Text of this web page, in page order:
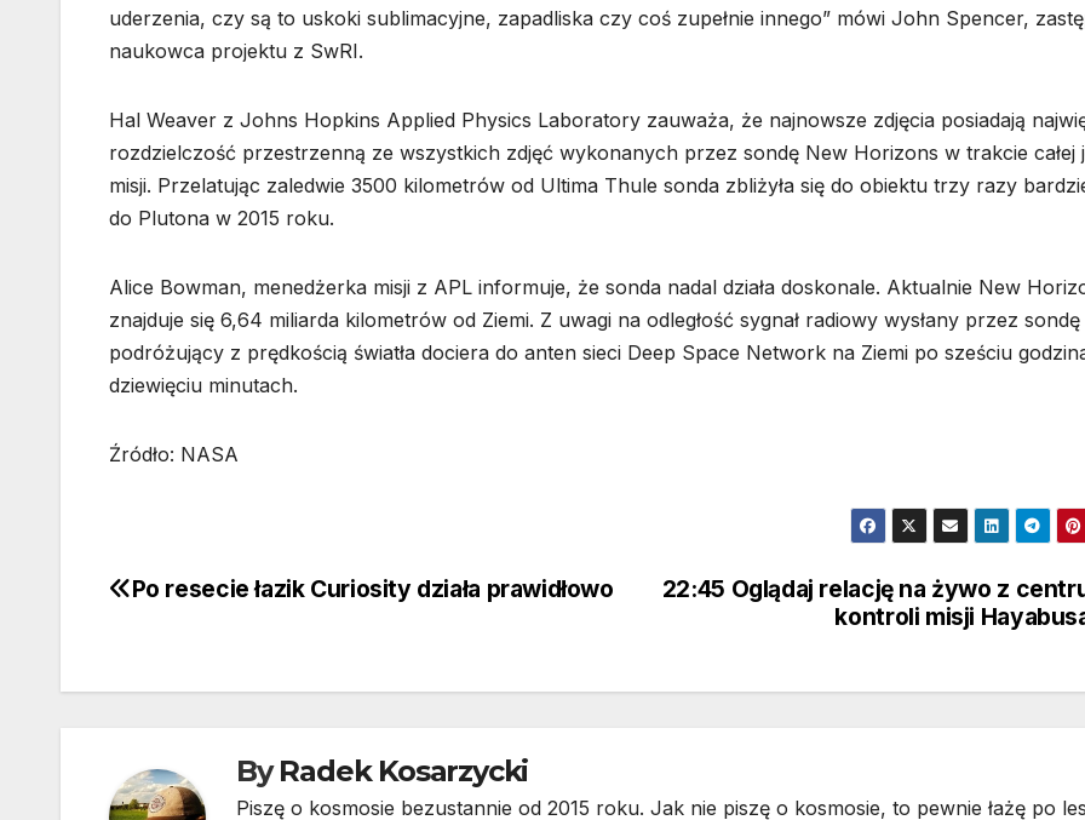
uderzenia, czy są to uskoki sublimacyjne, zapadliska czy coś zupełnie innego” mówi John Spencer,
naukowca projektu z SwRI.
Hal Weaver z Johns Hopkins Applied Physics Laboratory zauważa, że najnowsze zdjęcia posiadają
rozdzielczość przestrzenną ze wszystkich zdjęć wykonanych przez sondę New Horizons w trakcie całej
misji. Przelatując zaledwie 3500 kilometrów od Ultima Thule sonda zbliżyła się do obiektu trzy razy
do Plutona w 2015 roku.
Alice Bowman, menedżerka misji z APL informuje, że sonda nadal działa doskonale. Aktualnie New
znajduje się 6,64 miliarda kilometrów od Ziemi. Z uwagi na odległość sygnał radiowy wysłany przez sondę
podróżujący z prędkością światła dociera do anten sieci Deep Space Network na Ziemi po sześciu
dziewięciu minutach.
Źródło: NASA
Nawigacja
22:45 Oglądaj relację na żywo z
kontroli misji
Po resecie łazik Curiosity działa prawidłowo
ByRadek Kosarzycki
Piszę o kosmosie bezustannie od 2015 roku. Jak nie piszę o kosmosie, to pewnie łażę po